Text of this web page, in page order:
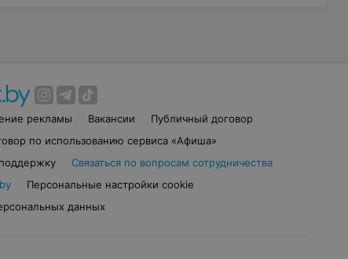
рекламы Вакансии
Публичный договор
по использованию сервиса «Афиша»
Связаться по вопросам сотрудничества
Персональные настройки cookie
данных